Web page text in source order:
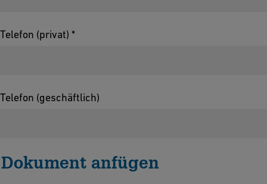
Telefon (privat) *
Telefon (geschäftlich)
Dokument anfügen